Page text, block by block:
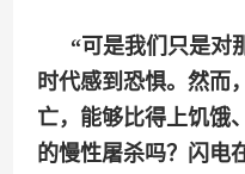
“可是我们只是对
时代感到恐惧。然而
亡，能够比得上饥饿
的慢性屠杀吗？闪电